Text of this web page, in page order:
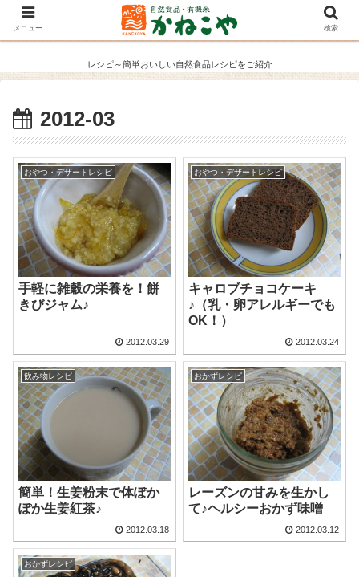
レシピ～簡単おいしい自然食品レシピをご紹介
2012-03
おやつ・デザートレシピ
手軽に雑穀の栄養を！餅
きびジャム♪
2012.03.29
おやつ・デザートレシピ
キャロブチョコケーキ
♪（乳・卵アレルギーでも
OK！）
2012.03.24
飲み物レシピ
簡単！生姜粉末で体ぽか
ぽか生姜紅茶♪
2012.03.18
おかずレシピ
レーズンの甘みを生かし
て♪ヘルシーおかず味噌
2012.03.12
おかずレシピ
メニュー 検索